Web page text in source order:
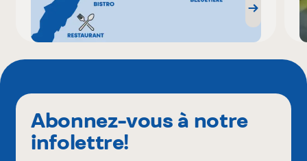
Abonnez-vous à notre
infolettre!